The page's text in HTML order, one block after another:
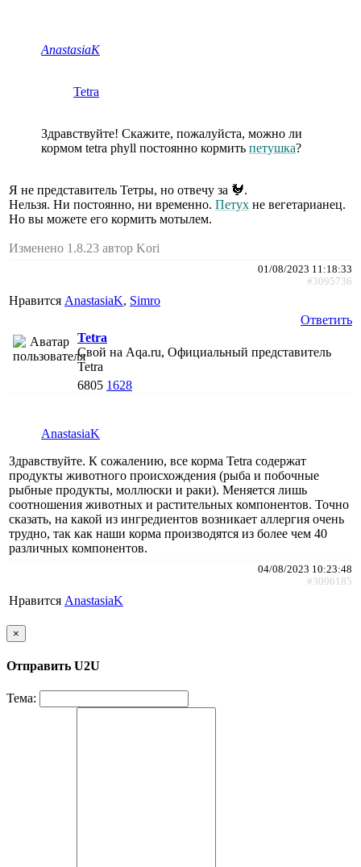
AnastasiaK
Tetra
Здравствуйте! Скажите, пожалуйста, можно ли
кормом tetra phyll постоянно кормить петушка?
Я не представитель Тетры, но отвечу за 🐓.
Нельзя. Ни постоянно, ни временно. Петух не вегетарианец.
Но вы можете его кормить мотылем.
Изменено 1.8.23 автор Kori
01/08/2023 11:18:33
#3095736
Нравится AnastasiaK, Simro
Ответить
Tetra
Свой на Aqa.ru, Официальный представитель
Tetra
6805 1628
AnastasiaK
Здравствуйте. К сожалению, все корма Tetra содержат
продукты животного происхождения (рыба и побочные
рыбные продукты, моллюски и раки). Меняется лишь
соотношения животных и растительных компонентов. Точно
сказать, на какой из ингредиентов возникает аллергия очень
трудно, так как наши корма производятся из более чем 40
различных компонентов.
04/08/2023 10:23:48
#3096185
Нравится AnastasiaK
×
Отправить U2U
Тема: